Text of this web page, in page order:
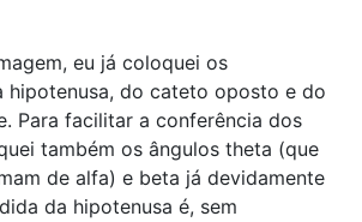
eu já coloquei os
hipotenusa, do cateto oposto e do
Para facilitar a conferência dos
também os ângulos theta (que
de alfa) e beta já devidamente
da hipotenusa é, sem